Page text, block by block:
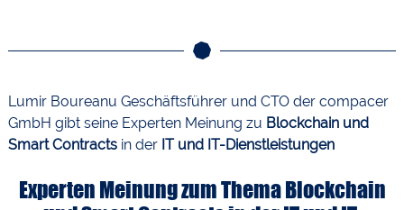
Lumir Boureanu Geschäftsführer und CTO der compacer
GmbH gibt seine Experten Meinung zu Blockchain und
Smart Contractsin der IT und IT-Dienstleistungen
Experten Meinung zum Thema Blockchain